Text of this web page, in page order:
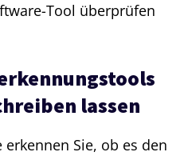
Tool überprüfen
lassen
Sie, ob es den